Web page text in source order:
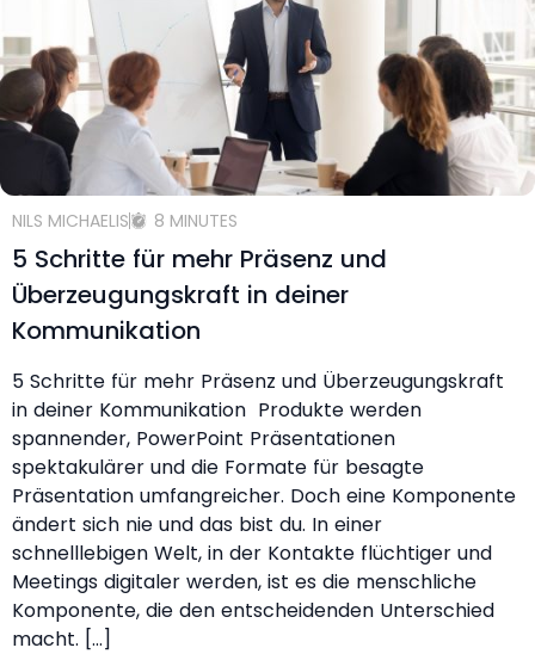
NILS MICHAELIS 8 MINUTES
5 Schritte für mehr Präsenz und
Überzeugungskraft in deiner
Kommunikation
5 Schritte für mehr Präsenz und Überzeugungskraft
in deiner Kommunikation Produkte werden
spannender, PowerPoint Präsentationen
spektakulärer und die Formate für besagte
Präsentation umfangreicher. Doch eine Komponente
ändert sich nie und das bist du. In einer
schnelllebigen Welt, in der Kontakte flüchtiger und
Meetings digitaler werden, ist es die menschliche
Komponente, die den entscheidenden Unterschied
macht. […]